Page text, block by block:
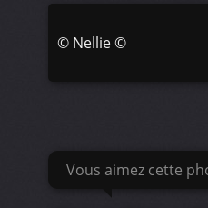
© Nellie ©
Vous aimez cette